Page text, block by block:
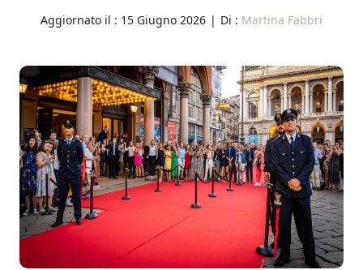
Aggiornato il : 15 Giugno 2026 | Di : Martina Fabbri